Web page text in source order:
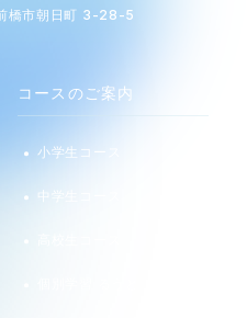
橋市朝日町 3-28-5
コースのご案内
小学生コース
中学生コース